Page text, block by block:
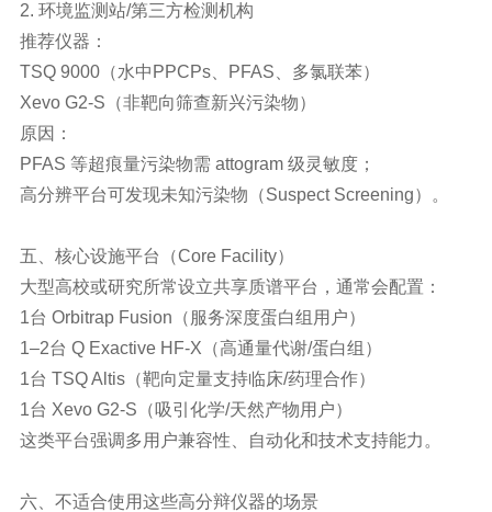
2. 环境监测站/第三方检测机构
推荐仪器：
TSQ 9000（水中PPCPs、PFAS、多氯联苯）
Xevo G2-S（非靶向筛查新兴污染物）
原因：
PFAS 等超痕量污染物需 attogram 级灵敏度；
高分辨平台可发现未知污染物（Suspect Screening）。
五、核心设施平台（Core Facility）
大型高校或研究所常设立共享质谱平台，通常会配置：
1台 Orbitrap Fusion（服务深度蛋白组用户）
1–2台 Q Exactive HF-X（高通量代谢/蛋白组）
1台 TSQ Altis（靶向定量支持临床/药理合作）
1台 Xevo G2-S（吸引化学/天然产物用户）
这类平台强调多用户兼容性、自动化和技术支持能力。
六、不适合使用这些高分辩仪器的场景